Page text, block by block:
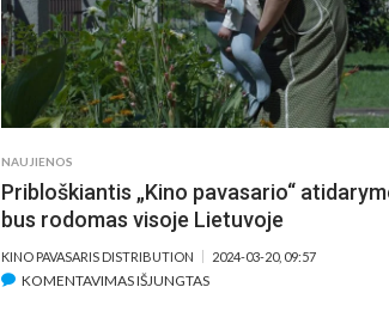
POPULIARIAUSIŲ
FESTIVALIO
FILMŲ
NAUJIENOS
Pribloškiantis „Kino pavasario“
bus rodomas visoje Lietuvoje
KINO PAVASARIS DISTRIBUTION 2024-03-20, 09:57
KOMENTAVIMAS IŠJUNGTASĮRAŠE